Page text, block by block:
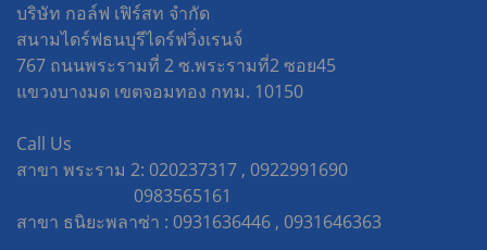
บริษัท กอล์ฟ เฟิร์สท จำกัด
สนามไดร์ฟธนบุรีไดร์ฟวิ่งเรนจ์
767 ถนนพระรามที่ 2 ซ.พระรามที่2 ซอย45
แขวงบางมด เขตจอมทอง กทม. 10150
Call Us
สาขา พระราม 2: 020237317 , 0922991690
0983565161
สาขา ธนิยะพลาซ่า : 0931636446 , 0931646363